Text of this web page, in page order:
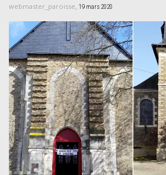
webmaster_paroisse, 19 mars 2020